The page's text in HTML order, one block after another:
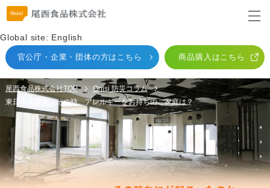
Global site: English
官公庁・企業・団体の方はこちら 商品購入はこちら
尾西食品株式会社TOP
Onisi 防災コラム
東日本大震災。その時、アレルギーをお持ちのご家庭は？